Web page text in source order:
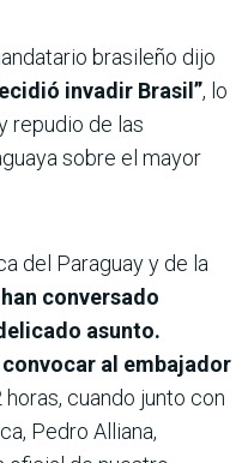
brasileño dijo
invadir Brasil”, lo
repudio de las
sobre el mayor
del Paraguay y de la
han conversado
asunto.
al embajador
horas, cuando junto con
Pedro Alliana,